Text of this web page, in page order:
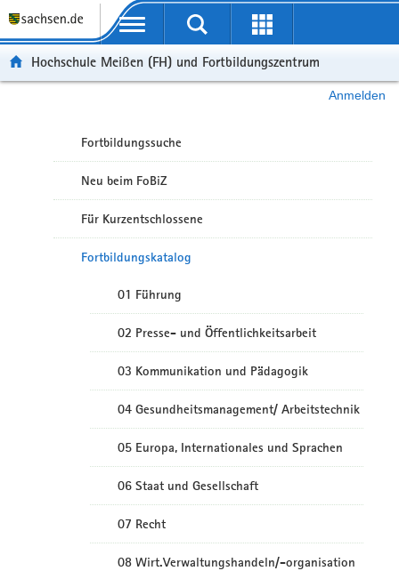
Portalübergreifende Navigation
Hochschule Meißen (FH) und Fortbildungszentrum
Anmelden
Fortbildungssuche
Neu beim FoBiZ
Für Kurzentschlossene
Fortbildungskatalog
01 Führung
02 Presse- und Öffentlichkeitsarbeit
03 Kommunikation und Pädagogik
04 Gesundheitsmanagement/ Arbeitstechnik
05 Europa, Internationales und Sprachen
06 Staat und Gesellschaft
07 Recht
08 Wirt.Verwaltungshandeln/-organisation